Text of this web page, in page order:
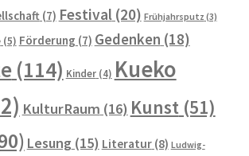
Berlin e.V.
(7) Festival(20) Frühjahrsputz (3)
(5) Förderung (7) Gedenken (18)
(114) Kinder(4) Kueko
KulturRaum (16) Kunst(51)
Lesung (15) Literatur(8) Ludwig-